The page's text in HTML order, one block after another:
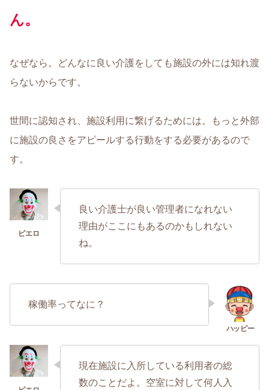
ん。
なぜなら。どんなに良い介護をしても施設の外には知れ渡
らないからです。
世間に認知され、施設利用に繋げるためには。もっと外部
に施設の良さをアピールする行動をする必要があるので
す。
良い介護士が良い管理者になれない
理由がここにもあるのかもしれない
ね。
稼働率ってなに？
現在施設に入所している利用者の総
数のことだよ。空室に対して何人入